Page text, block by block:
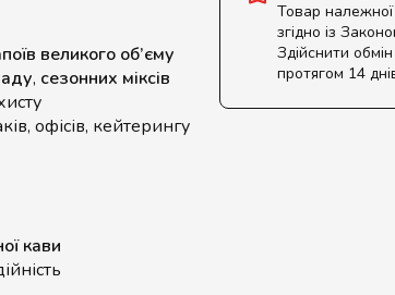
великого об’єму
, сезонних міксів
офісів, кейтерингу
кави
Товар
згідно із
Здійснити
протягом 14